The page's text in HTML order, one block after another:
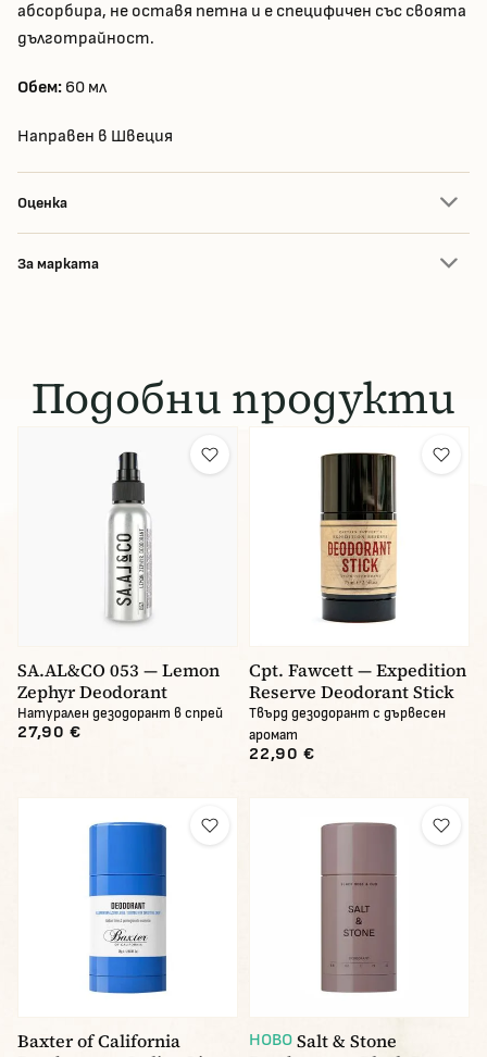
абсорбира, не оставя петна и е специфичен със своята
дълготрайност.
Обем: 60 мл
Направен в Швеция
Оценка
За марката
Подобни продукти
SA.AL&CO 053 — Lemon
Zephyr Deodorant
Натурален дезодорант в спрей
27,90 €
Cpt. Fawcett — Expedition
Reserve Deodorant Stick
Твърд дезодорант с дървесен
аромат
22,90 €
Baxter of California
НОВО Salt & Stone